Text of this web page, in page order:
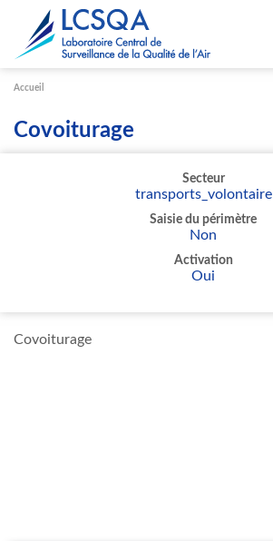
Accueil
Covoiturage
Secteur
transports_volontaire
Saisie du périmètre
Non
Activation
Oui
Covoiturage
Paramétrer les cookies